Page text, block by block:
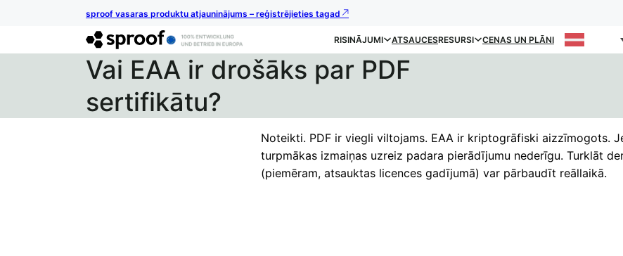
sproof vasaras produktu atjauninājums – reģistrējieties tagad
RISINĀJUMI ATSAUCESRESURSI CENAS UN PLĀNI
Vai EAA ir drošāks par PDF
sertifikātu?
Noteikti. PDF ir viegli viltojams. EAA ir kriptogrāfiski aizzīmogots.
turpmākas izmaiņas uzreiz padara pierādījumu nederīgu. Turklāt
(piemēram, atsauktas licences gadījumā) var pārbaudīt reāllaikā.